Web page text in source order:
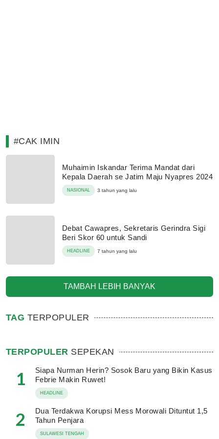
#CAK IMIN
Muhaimin Iskandar Terima Mandat dari
Kepala Daerah se Jatim Maju Nyapres 2024
NASIONAL 3 tahun yang lalu
Debat Cawapres, Sekretaris Gerindra Sigi
Beri Skor 60 untuk Sandi
HEADLINE 7 tahun yang lalu
TAMBAH LEBIH BANYAK
TAG TERPOPULER
TERPOPULER SEPEKAN
1
Siapa Nurman Herin? Sosok Baru yang Bikin Kasus
Febrie Makin Ruwet!
HEADLINE
2
Dua Terdakwa Korupsi Mess Morowali Dituntut 1,5
Tahun Penjara
SULAWESI TENGAH